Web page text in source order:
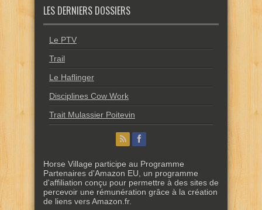
LES DERNIERS DOSSIERS
Le PTV
Trail
Le Haflinger
Disciplines Cow Work
Trait Mulassier Poitevin
Horse Village participe au Programme
Partenaires d'Amazon EU, un programme
d'affiliation conçu pour permettre à des sites de
percevoir une rémunération grâce à la création
de liens vers Amazon.fr.